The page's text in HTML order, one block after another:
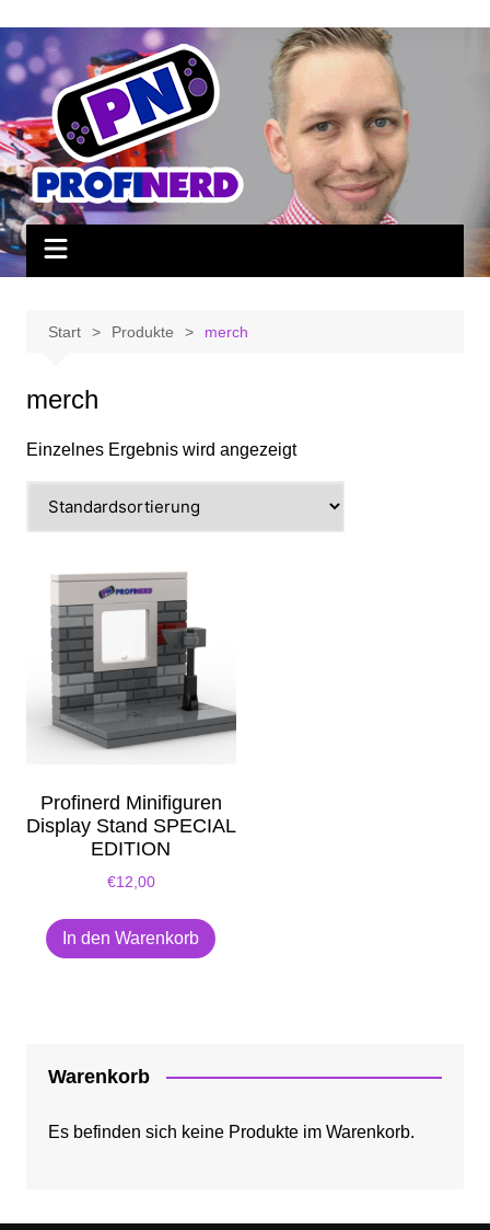
Inhalt
springen
Start Produkte merch
merch
Einzelnes Ergebnis wird angezeigt
Profinerd Minifiguren
Display Stand SPECIAL
EDITION
€12,00
In den Warenkorb
Warenkorb
Es befinden sich keine Produkte im Warenkorb.